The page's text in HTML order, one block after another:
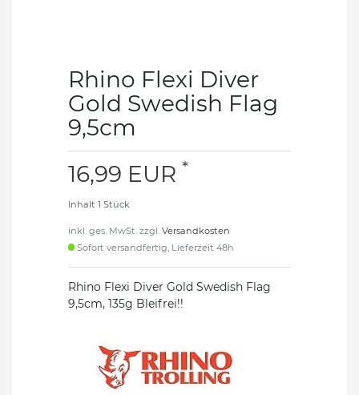
Rhino Flexi Diver
Gold Swedish Flag
9,5cm
16,99 EUR *
Inhalt 1 Stück
inkl. ges. MwSt. zzgl. Versandkosten
Sofort versandfertig, Lieferzeit 48h
Rhino Flexi Diver Gold Swedish Flag
9,5cm, 135g Bleifrei!!